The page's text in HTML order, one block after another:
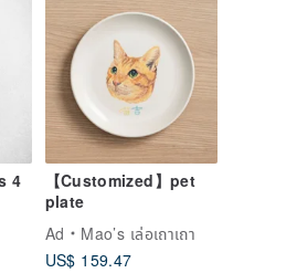
4
【Customized】pet
plate
Ad
Mao’s เล่อเถาเถา
US$ 159.47